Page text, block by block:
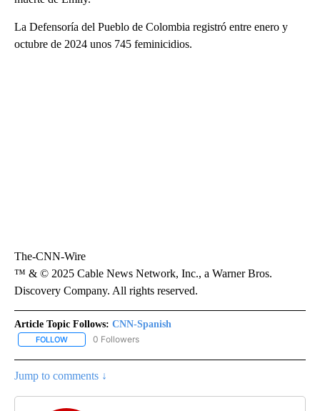
La Defensoría del Pueblo de Colombia registró entre enero y
octubre de 2024 unos 745 feminicidios.
The-CNN-Wire
™ & © 2025 Cable News Network, Inc., a Warner Bros.
Discovery Company. All rights reserved.
Article Topic Follows: CNN-Spanish
FOLLOW FOLLOW "CNN-SPANISH" TO RECEIVE NOTIFICATIONS ABOUT
0 Followers
Jump to comments ↓